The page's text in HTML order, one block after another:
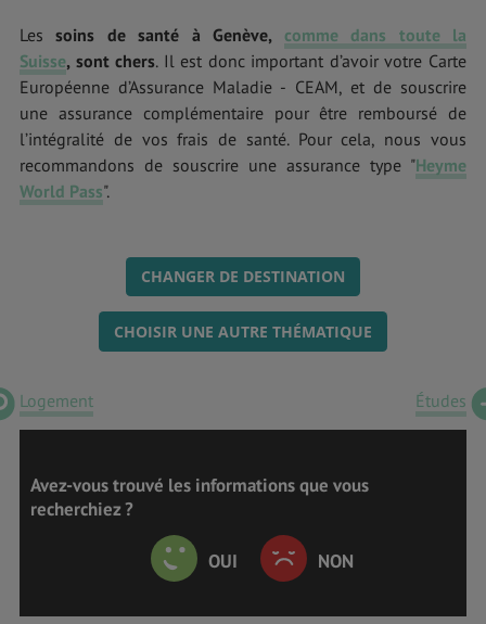
Lessoins de santé à Genève, comme dans toute la
Suisse, sont chers. Il est donc important d’avoir votre Carte
Européenne d’Assurance Maladie - CEAM, et de souscrire
une assurance complémentaire pour être remboursé de
l’intégralité de vos frais de santé. Pour cela, nous vous
recommandons de souscrire une assurance type "Heyme
World Pass".
CHANGER DE DESTINATION
CHOISIR UNE AUTRE THÉMATIQUE
Logement Études
Avez-vous trouvé les informations que vous
recherchiez ?
OUI NON